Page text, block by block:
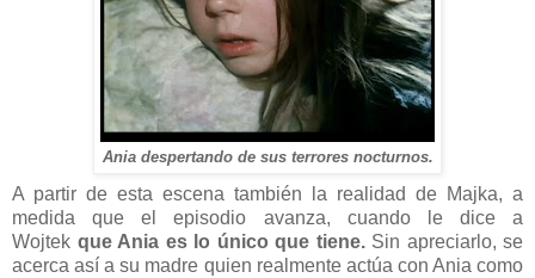
Ania despertando de sus terrores nocturnos.
A partir de esta escena también la realidad de Majka, a
medida que el episodio avanza, cuando le dice a
Wojtek que Ania es lo único que tiene.Sin apreciarlo, se
acerca así a su madre quien realmente actúa con Ania como